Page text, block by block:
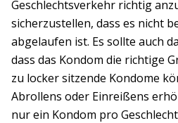
Geschlechtsverkehr richtig
sicherzustellen, dass es nicht
abgelaufen ist. Es sollte auch
dass das Kondom die richtige
zu locker sitzende Kondome
Abrollens oder Einreißens
nur ein Kondom pro